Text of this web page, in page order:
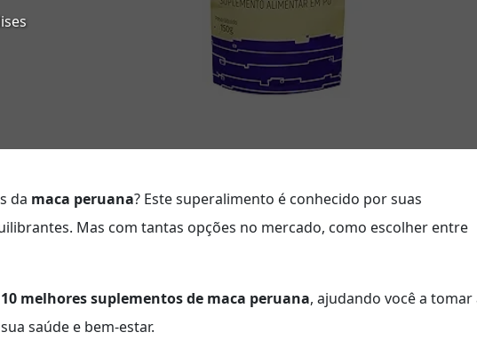
da maca peruana? Este superalimento é conhecido por suas
Mas com tantas opções no mercado, como escolher entre
10 melhores suplementos de maca peruana, ajudando você a tomar
saúde e bem-estar.